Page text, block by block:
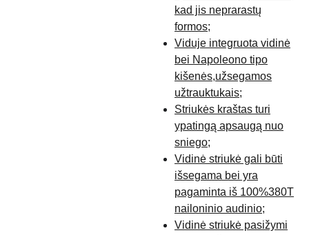
kad jis neprarastų
formos;
Viduje integruota vidinė
bei Napoleono tipo
kišenės,užsegamos
užtrauktukais;
Striukės kraštas turi
ypatingą apsaugą nuo
sniego;
Vidinė striukė gali būti
išsegama bei yra
pagaminta iš 100%380T
nailoninio audinio;
Vidinė striukė pasižymi